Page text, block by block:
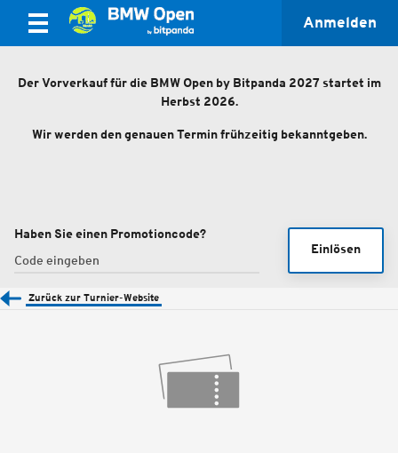
Anmelden
Der Vorverkauf für die BMW Open by Bitpanda 2027 startet im
Herbst 2026.
Wir werden den genauen Termin frühzeitig bekanntgeben.
Haben Sie einen Promotioncode?
Einlösen
Zurück zur Turnier-Website